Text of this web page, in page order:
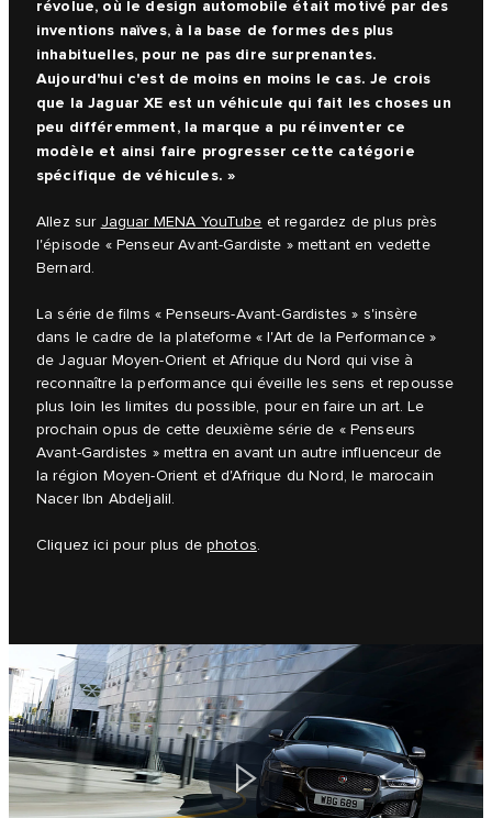
révolue, où le design automobile était motivé par des
inventions naïves, à la base de formes des plus
inhabituelles, pour ne pas dire surprenantes.
Aujourd'hui c'est de moins en moins le cas. Je crois
que la Jaguar XE est un véhicule qui fait les choses un
peu différemment, la marque a pu réinventer ce
modèle et ainsi faire progresser cette catégorie
spécifique de véhicules. »
Allez sur Jaguar MENA YouTube et regardez de plus près
l'épisode « Penseur Avant-Gardiste » mettant en vedette
Bernard.
La série de films « Penseurs-Avant-Gardistes » s'insère
dans le cadre de la plateforme « l'Art de la Performance »
de Jaguar Moyen-Orient et Afrique du Nord qui vise à
reconnaître la performance qui éveille les sens et repousse
plus loin les limites du possible, pour en faire un art. Le
prochain opus de cette deuxième série de « Penseurs
Avant-Gardistes » mettra en avant un autre influenceur de
la région Moyen-Orient et d'Afrique du Nord, le marocain
Nacer Ibn Abdeljalil.
Cliquez ici pour plus de photos.